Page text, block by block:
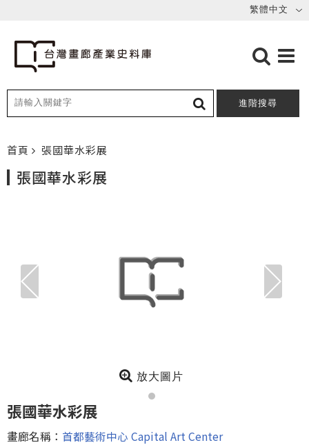
進階搜尋
首頁 張國華水彩展
張國華水彩展
放大圖片
張國華水彩展
畫廊名稱： 首都藝術中心 Capital Art Center